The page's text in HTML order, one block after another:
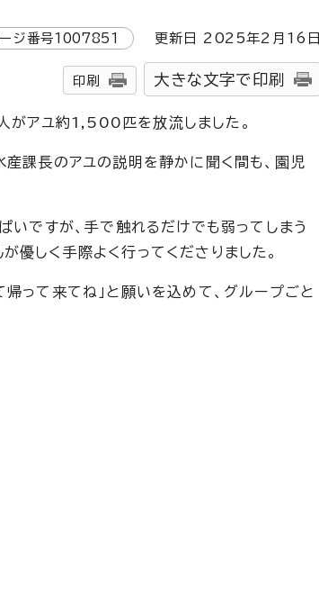
ジ番号1007851 更新日 2025年2月 16 日
印刷 大きな文字で印刷
がアユ約1,500匹を放流しました。
課長のアユの説明を静かに聞く間も、園児
ですが、手で触れるだけでも弱ってしまう
しく手際よく行ってくださりました。
って来てね」と願いを込めて、グループごと